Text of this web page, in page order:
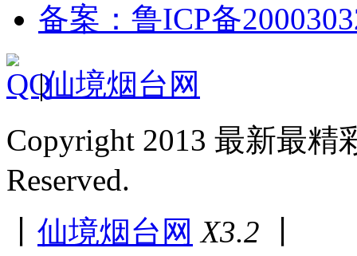
备案：鲁ICP备
|仙境烟台网
Copyright 2013 最新最
Reserved.
仙境烟台网 X3.2